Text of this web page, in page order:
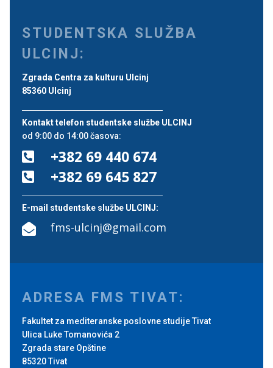
STUDENTSKA SLUŽBA
ULCINJ:
Zgrada Centra za kulturu Ulcinj
85360 Ulcinj
Kontakt telefon studentske službe ULCINJ
od 9:00 do 14:00 časova:
 +382 69 440 674
 +382 69 645 827
E-mail studentske službe ULCINJ:
 fms-ulcinj@gmail.com
ADRESA FMS TIVAT:
Fakultet za mediteranske poslovne studije Tivat
Ulica Luke Tomanovića 2
Zgrada stare Opštine
85320 Tivat